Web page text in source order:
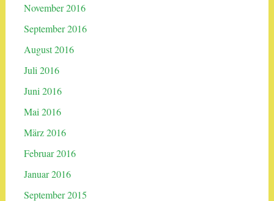
November 2016
September 2016
August 2016
Juli 2016
Juni 2016
Mai 2016
März 2016
Februar 2016
Januar 2016
September 2015